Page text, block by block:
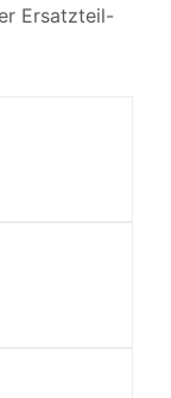
Ersatzteil-